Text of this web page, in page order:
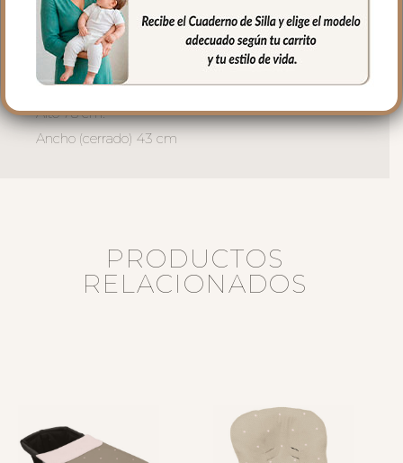
Puedes lavar a mano o en lavadora,
siempre agua fría, jabones no abrasivos y
secado al natural.
Medidas:
Alto 78 cm.
Ancho (cerrado) 43 cm
PRODUCTOS
RELACIONADOS